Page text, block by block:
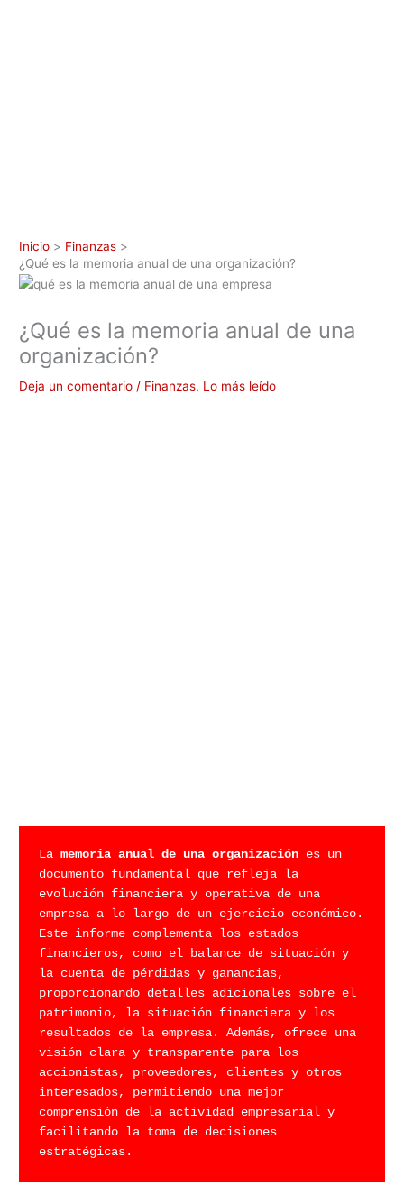
Inicio
Finanzas
¿Qué es la memoria anual de una organización?
¿Qué es la memoria anual de una
organización?
Deja un comentario / Finanzas, Lo más leído
La memoria anual de una organización es un
documento fundamental que refleja la
evolución financiera y operativa de una
empresa a lo largo de un ejercicio económico.
Este informe complementa los estados
financieros, como el balance de situación y
la cuenta de pérdidas y ganancias,
proporcionando detalles adicionales sobre el
patrimonio, la situación financiera y los
resultados de la empresa. Además, ofrece una
visión clara y transparente para los
accionistas, proveedores, clientes y otros
interesados, permitiendo una mejor
comprensión de la actividad empresarial y
facilitando la toma de decisiones
estratégicas.